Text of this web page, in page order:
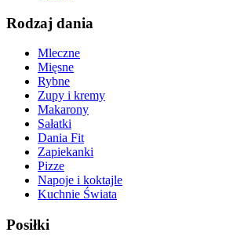
Rodzaj dania
Mleczne
Mięsne
Rybne
Zupy i kremy
Makarony
Sałatki
Dania Fit
Zapiekanki
Pizze
Napoje i koktajle
Kuchnie Świata
Posiłki